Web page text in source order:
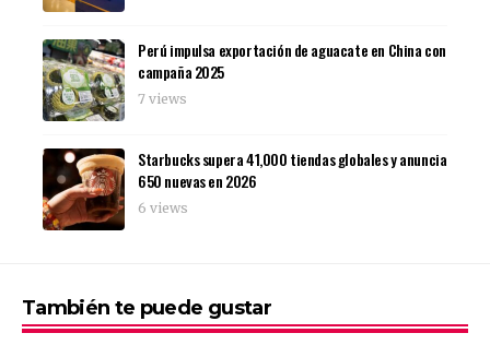
Perú impulsa exportación de aguacate en China con
campaña 2025
7 views
Starbucks supera 41,000 tiendas globales y anuncia
650 nuevas en 2026
6 views
También te puede gustar